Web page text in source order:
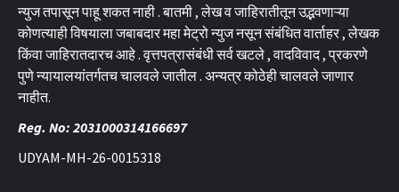
न्युज तपासून पाहू शकत नाही . बातमी , लेख व जाहिरातीतून उद्भवणाऱ्या
कोणत्याही विषयाला जबाबदार महा मेट्रो न्युज नसून संबंधित वार्ताहर , लेखक
किंवा जाहिरातदारच आहे . वृत्तपत्रासंबंधी सर्व खटले , वादविवाद , प्रकरणे
पुणे न्यायालयांतर्गतच चालवले जातील . अन्यत्र कोठेही चालवले जाणार
नाहीत.
Reg. No: 2031000314166697
UDYAM-MH-26-0015318